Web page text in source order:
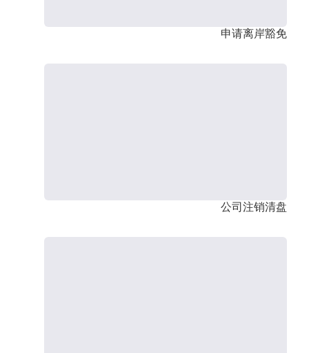
申请离岸豁免
公司注销清盘